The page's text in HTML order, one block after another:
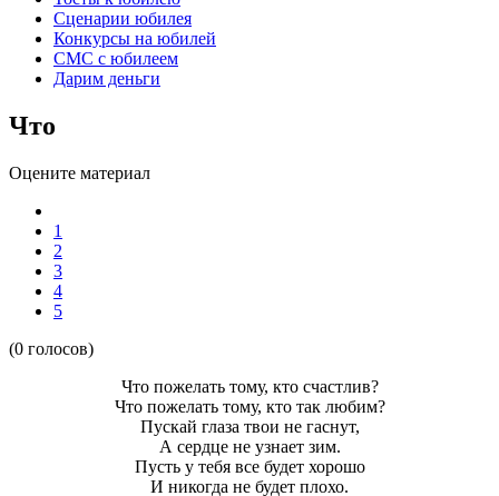
Сценарии юбилея
Конкурсы на юбилей
СМС с юбилеем
Дарим деньги
Что
Оцените материал
1
2
3
4
5
(0 голосов)
Что пожелать тому, кто счастлив?
Что пожелать тому, кто так любим?
Пускай глаза твои не гаснут,
А сердце не узнает зим.
Пусть у тебя все будет хорошо
И никогда не будет плохо.